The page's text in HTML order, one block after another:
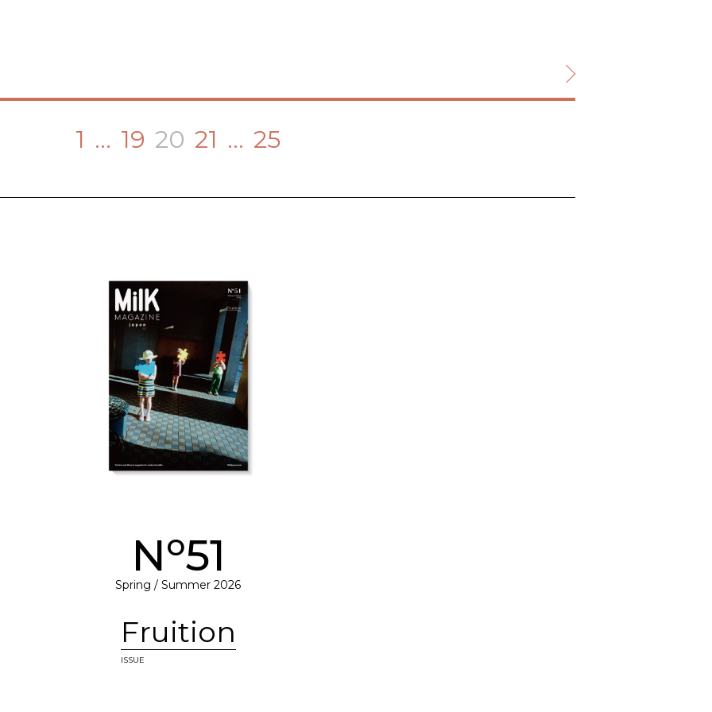
1 … 19 20 21 … 25
No51
Spring / Summer 2026
Fruition
ISSUE